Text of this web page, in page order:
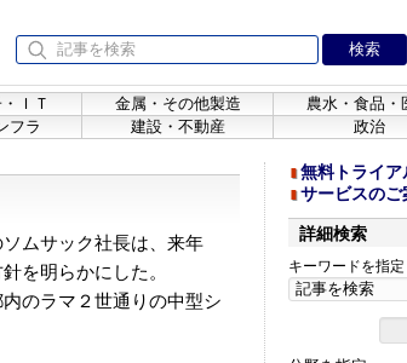
ＩＴ 金属・その他製造 農水・食品・
フラ 建設・不動産 政治
ムサック社長は、来年
を明らかにした。
のラマ２世通りの中型シ
無料トライ
サービスのご
詳細検索
キーワードを指定